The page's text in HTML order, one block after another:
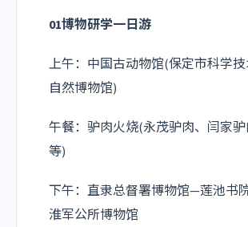
01博物研学一日游
上午：中国古动物馆(保定市科学
自然博物馆)
午餐：驴肉火烧(永茂驴肉、闫家
等)
下午：直隶总督署博物馆—莲池书
淮军公所博物馆